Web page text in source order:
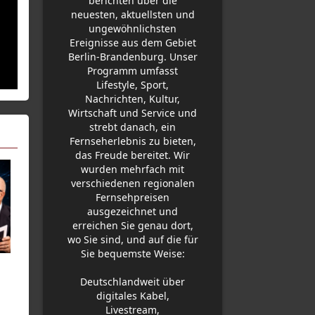
neuesten, aktuellsten und
ungewöhnlichsten
Ereignisse aus dem Gebiet
Berlin-Brandenburg. Unser
Programm umfasst
Lifestyle, Sport,
Nachrichten, Kultur,
Wirtschaft und Service und
strebt danach, ein
Fernseherlebnis zu bieten,
das Freude bereitet. Wir
wurden mehrfach mit
verschiedenen regionalen
Fernsehpreisen
ausgezeichnet und
erreichen Sie genau dort,
wo Sie sind, und auf die für
Sie bequemste Weise:
Deutschlandweit über
digitales Kabel,
Livestream,